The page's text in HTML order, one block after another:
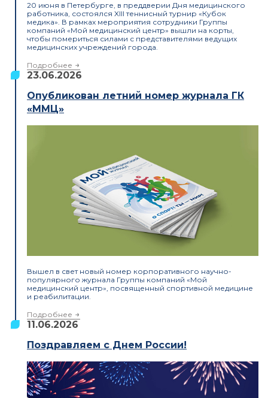
20 июня в Петербурге, в преддверии Дня медицинского
работника, состоялся XIII теннисный турнир «Кубок
медика». В рамках мероприятия сотрудники Группы
компаний «Мой медицинский центр» вышли на корты,
чтобы помериться силами с представителями ведущих
медицинских учреждений города.
Подробнее
23.06.2026
Опубликован летний номер журнала ГК
«ММЦ»
Вышел в свет новый номер корпоративного научно-
популярного журнала Группы компаний «Мой
медицинский центр», посвященный спортивной медицине
и реабилитации.
Подробнее
11.06.2026
Поздравляем с Днем России!